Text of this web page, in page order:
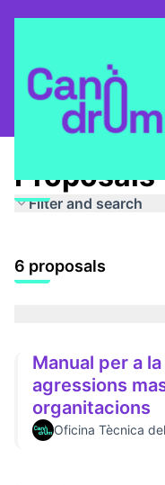
Espais segurs
Proposals
Filter and search
6 proposals
Manual per a
agressions
organitacions
Oficina Tècnica